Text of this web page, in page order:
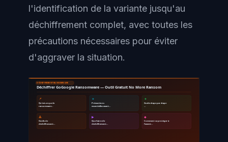
l'identification de la variante jusqu'au
déchiffrement complet, avec toutes les
précautions nécessaires pour éviter
d'aggraver la situation.
DÉCHIFFREMENT RANSOMWARE
Déchiffrer GoGoogle Ransomware — Outil Gratuit No More Ransom
📌
Qu'est-ce que le
ransomware…
🔹
Précautions
essentielles avant…
🔸
Guide étape par étape
🔺
Outils de
déchiffrement…
▶
Que faire si le
déchiffrement…
◆
Comment se protéger à
l'avenir…